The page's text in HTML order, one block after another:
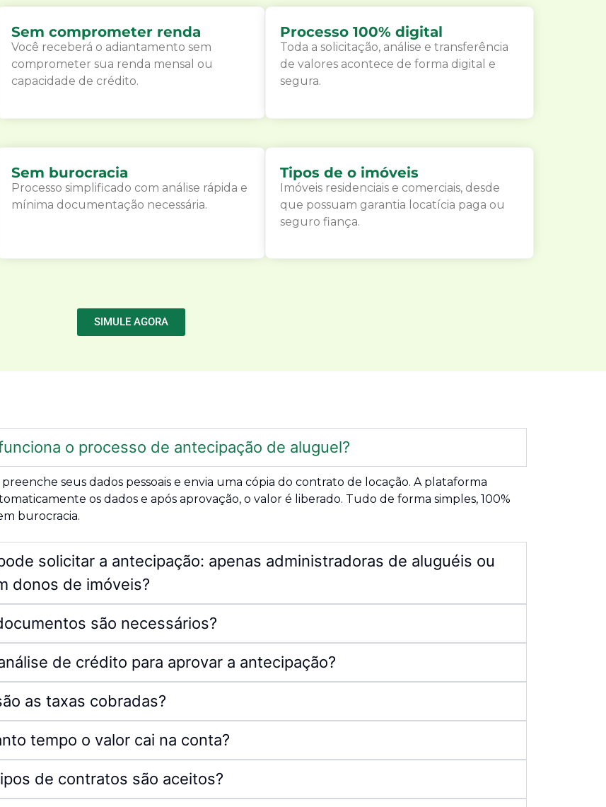
Sem comprometer renda
Você receberá o adiantamento sem
comprometer sua renda mensal ou
capacidade de crédito.
Processo 100% digital
Toda a solicitação, análise e transferência
de valores acontece de forma digital e
segura.
Sem burocracia
Processo simplificado com análise rápida e
mínima documentação necessária.
Tipos de o imóveis
Imóveis residenciais e comerciais, desde
que possuam garantia locatícia paga ou
seguro fiança.
SIMULE AGORA
o processo de antecipação de aluguel?
seus dados pessoais e envia uma cópia do contrato de locação. A plataforma
os dados e após aprovação, o valor é liberado. Tudo de forma simples, 100%
burocracia.
solicitar a antecipação: apenas administradoras de aluguéis ou
donos de imóveis?
são necessários?
de crédito para aprovar a antecipação?
as taxas cobradas?
tempo o valor cai na conta?
de contratos são aceitos?